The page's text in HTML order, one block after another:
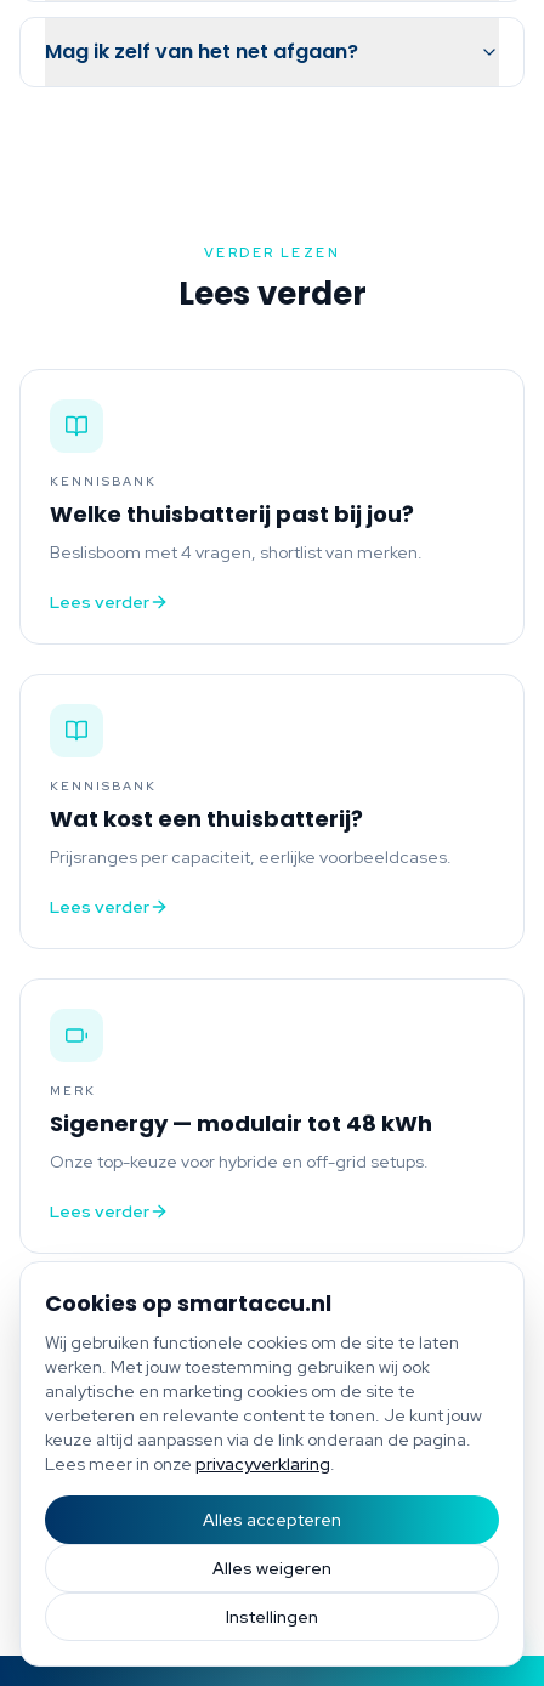
Bespaar tot €1.200 per jaar
Gratis scan of plan direct een afspraak
Cookies op smartaccu.nl
Wij gebruiken functionele cookies om de site te laten
werken. Met jouw toestemming gebruiken wij ook
analytische en marketing cookies om de site te
verbeteren en relevante content te tonen. Je kunt jouw
keuze altijd aanpassen via de link onderaan de pagina.
Lees meer in onze privacyverklaring.
Instellingen
Alles weigeren
Alles accepteren
Mag ik zelf van het net afgaan?
VERDER LEZEN
Lees verder
KENNISBANK
Welke thuisbatterij past bij jou?
Beslisboom met 4 vragen, shortlist van merken.
Lees verder
KENNISBANK
Wat kost een thuisbatterij?
Prijsranges per capaciteit, eerlijke voorbeeldcases.
Lees verder
MERK
Sigenergy — modulair tot 48 kWh
Onze top-keuze voor hybride en off-grid setups.
Lees verder
TOOL
Vergelijk merken naast elkaar
Selecteer 2–3 merken en zie ze in één overzicht.